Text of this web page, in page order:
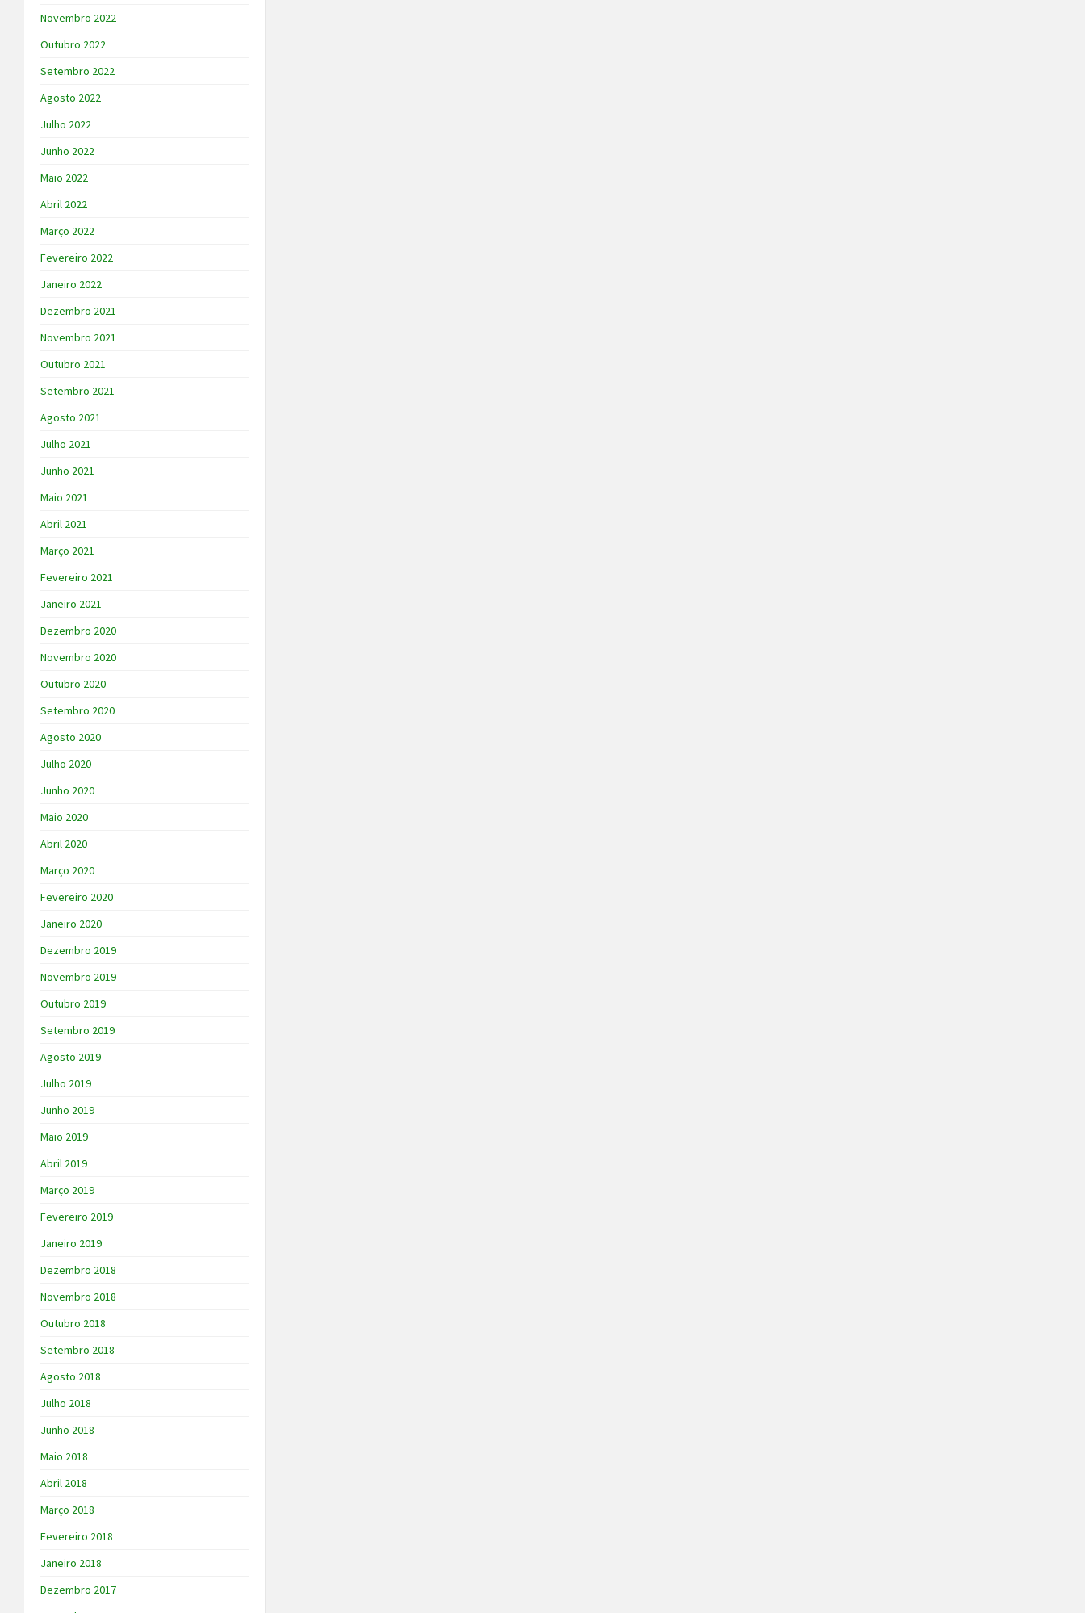
Novembro 2022
Outubro 2022
Setembro 2022
Agosto 2022
Julho 2022
Junho 2022
Maio 2022
Abril 2022
Março 2022
Fevereiro 2022
Janeiro 2022
Dezembro 2021
Novembro 2021
Outubro 2021
Setembro 2021
Agosto 2021
Julho 2021
Junho 2021
Maio 2021
Abril 2021
Março 2021
Fevereiro 2021
Janeiro 2021
Dezembro 2020
Novembro 2020
Outubro 2020
Setembro 2020
Agosto 2020
Julho 2020
Junho 2020
Maio 2020
Abril 2020
Março 2020
Fevereiro 2020
Janeiro 2020
Dezembro 2019
Novembro 2019
Outubro 2019
Setembro 2019
Agosto 2019
Julho 2019
Junho 2019
Maio 2019
Abril 2019
Março 2019
Fevereiro 2019
Janeiro 2019
Dezembro 2018
Novembro 2018
Outubro 2018
Setembro 2018
Agosto 2018
Julho 2018
Junho 2018
Maio 2018
Abril 2018
Março 2018
Fevereiro 2018
Janeiro 2018
Dezembro 2017